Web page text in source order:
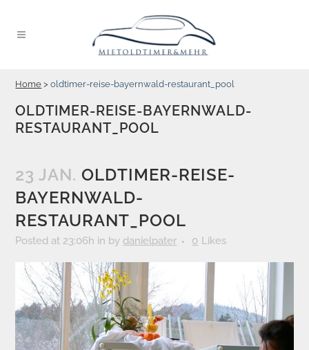
Home >oldtimer-reise-bayernwald-restaurant_pool
OLDTIMER-REISE-BAYERNWALD-
RESTAURANT_POOL
23 JAN. OLDTIMER-REISE-
BAYERNWALD-
RESTAURANT_POOL
Posted at 23:06h in by danielpater 0 Likes